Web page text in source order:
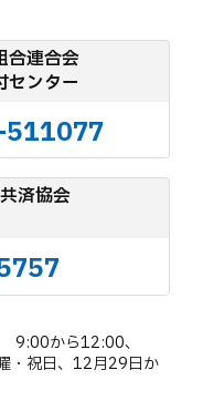
合連合会
センター
済協会
9:00から12:00、
・祝日、12月29日か